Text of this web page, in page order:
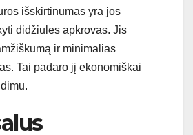
išskirtinumas yra jos
didžiules apkrovas. Jis
ir minimalias
Tai padaro jį ekonomiškai